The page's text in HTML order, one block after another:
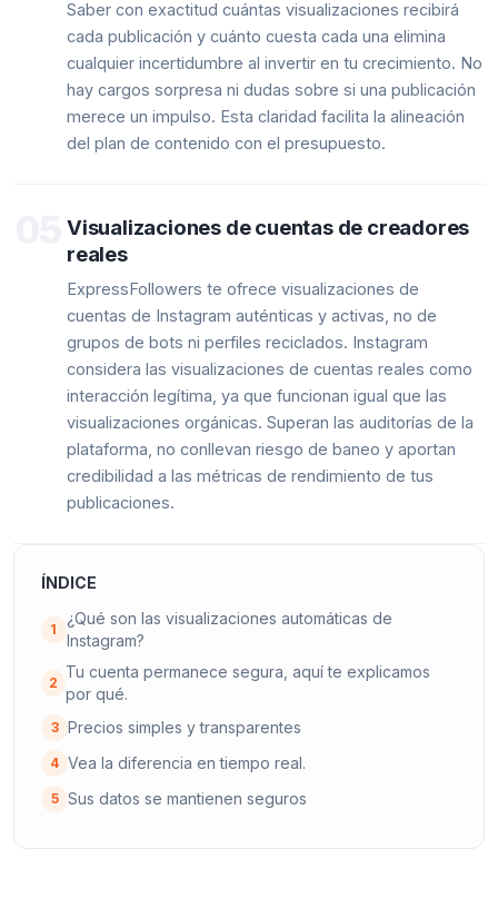
Saber con exactitud cuántas visualizaciones recibirá
cada publicación y cuánto cuesta cada una elimina
cualquier incertidumbre al invertir en tu crecimiento. No
hay cargos sorpresa ni dudas sobre si una publicación
merece un impulso. Esta claridad facilita la alineación
del plan de contenido con el presupuesto.
Visualizaciones de cuentas de creadores
reales
ExpressFollowers te ofrece visualizaciones de
cuentas de Instagram auténticas y activas, no de
grupos de bots ni perfiles reciclados. Instagram
considera las visualizaciones de cuentas reales como
interacción legítima, ya que funcionan igual que las
visualizaciones orgánicas. Superan las auditorías de la
plataforma, no conllevan riesgo de baneo y aportan
credibilidad a las métricas de rendimiento de tus
publicaciones.
ÍNDICE
1
¿Qué son las visualizaciones automáticas de
Instagram?
2
Tu cuenta permanece segura, aquí te explicamos
por qué.
3 Precios simples y transparentes
4 Vea la diferencia en tiempo real.
5 Sus datos se mantienen seguros